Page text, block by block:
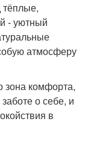
тёплые,
- уютный
атмосферу
зона комфорта,
о себе, и
в